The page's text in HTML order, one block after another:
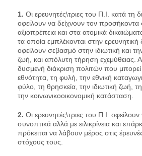
1. Οι ερευνητές\τριες του Π.Ι. κατά τη
οφείλουν να δείχνουν τον
αξιοπρέπεια και στα ατομικά
τα οποία εμπλέκονται στην ερευνητική
οφείλουν σεβασμό στην ιδιωτική και
ζωή, και απόλυτη τήρηση εχεμύθειας.
δυσμενή διάκριση πολιτών που μπορεί
εθνότητα, τη φυλή, την εθνική
φύλο, τη θρησκεία, την ιδιωτική ζωή,
την κοινωνικοοικονομική κατάσταση.
2. Οι ερευνητές\τριες του Π.Ι.
συνοπτικά αλλά με ειλικρίνεια και
πρόκειται να λάβουν μέρος στις
στόχους τους.